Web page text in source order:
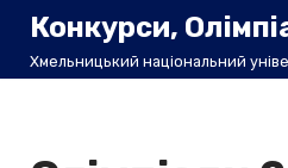
Перейти
Конкурси,
Хмельницький національний